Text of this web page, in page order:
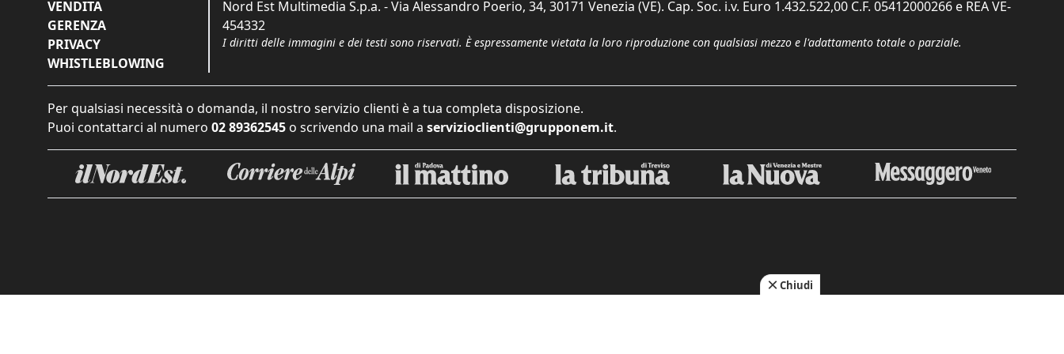
VENDITA
GERENZA
PRIVACY
WHISTLEBLOWING
Nord Est Multimedia S.p.a. - Via Alessandro Poerio, 34, 30171 Venezia (VE). Cap. Soc. i.v. Euro 1.432.522,00 C.F. 05412000266 e REA VE-
454332
I diritti delle immagini e dei testi sono riservati. È espressamente vietata la loro riproduzione con qualsiasi mezzo e l'adattamento totale o parziale.
Per qualsiasi necessità o domanda, il nostro servizio clienti è a tua completa disposizione.
Puoi contattarci al numero 02 89362545 o scrivendo una mail a servizioclienti@grupponem.it.
Chiudi